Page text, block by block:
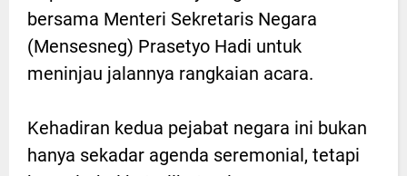
bersama Menteri Sekretaris Negara
(Mensesneg) Prasetyo Hadi untuk
meninjau jalannya rangkaian acara.
Kehadiran kedua pejabat negara ini bukan
hanya sekadar agenda seremonial, tetapi